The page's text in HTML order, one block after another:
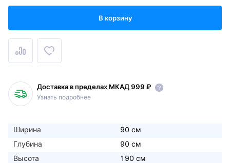
В корзину
Доставка в пределах МКАД 999 ₽
Узнать подробнее
Ширина
90 см
Глубина
90 см
Высота
190 см